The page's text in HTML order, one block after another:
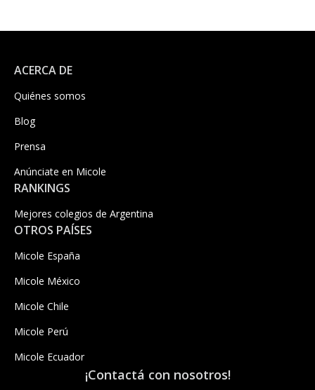
ACERCA DE
Quiénes somos
Blog
Prensa
Anúnciate en Micole
RANKINGS
Mejores colegios de Argentina
OTROS PAÍSES
Micole España
Micole México
Micole Chile
Micole Perú
Micole Ecuador
¡Contactá con nosotros!